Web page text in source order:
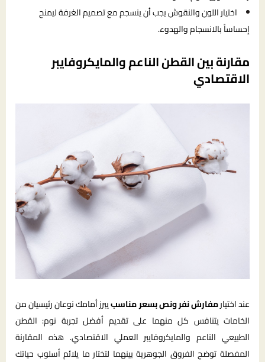
اختيار اللون والنقوش يجب أن ينسجم مع تصميم الغرفة ليمنح
إحساساً بالانسجام والهدوء.
مقارنة بين القطن الناعم والمايكروفايبر
الاقتصادي
عند اختيارمفارش نفر ونص بسعر مناسبيبرز أمامك نوعان رئيسيان من
الخامات يتنافس كل منهما على تقديم أفضل تجربة نوم: القطن
الطبيعي الناعم والمايكروفايبر العملي الاقتصادي. هذه المقارنة
المفصلة توضح الفروق الجوهرية بينهما لتختار ما يلائم أسلوب حياتك